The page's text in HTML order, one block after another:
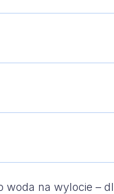
na wylocie –